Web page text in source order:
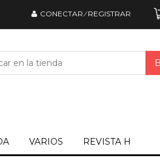
CONECTAR⁄REGISTRAR
VARIOS REVISTA H